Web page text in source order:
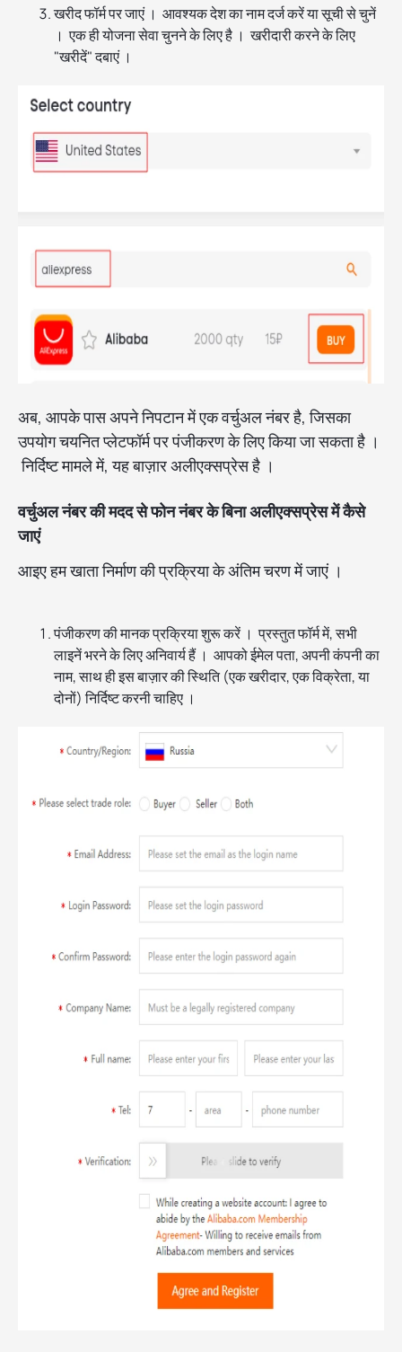
खरीद फॉर्म पर जाएं । आवश्यक देश का नाम दर्ज करें या सूची से चुनें
। एक ही योजना सेवा चुनने के लिए है । खरीदारी करने के लिए
"खरीदें" दबाएं ।
अब, आपके पास अपने निपटान में एक वर्चुअल नंबर है, जिसका
उपयोग चयनित प्लेटफॉर्म पर पंजीकरण के लिए किया जा सकता है ।
निर्दिष्ट मामले में, यह बाज़ार अलीएक्सप्रेस है ।
वर्चुअल नंबर की मदद से फोन नंबर के बिना अलीएक्सप्रेस में कैसे
जाएं
आइए हम खाता निर्माण की प्रक्रिया के अंतिम चरण में जाएं ।
पंजीकरण की मानक प्रक्रिया शुरू करें । प्रस्तुत फॉर्म में, सभी
लाइनें भरने के लिए अनिवार्य हैं । आपको ईमेल पता, अपनी कंपनी का
नाम, साथ ही इस बाज़ार की स्थिति (एक खरीदार, एक विक्रेता, या
दोनों) निर्दिष्ट करनी चाहिए ।